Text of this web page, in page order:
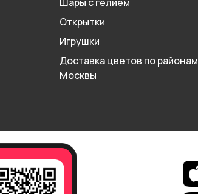
Открытки
Игрушки
Доставка цветов по районам
Москвы